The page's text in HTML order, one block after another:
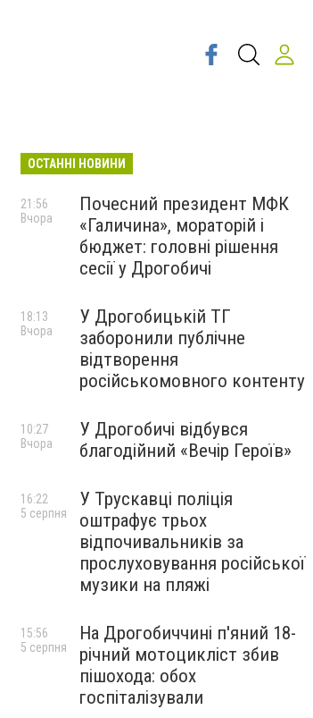
ОСТАННІ НОВИНИ
Почесний президент МФК
«Галичина», мораторій і
бюджет: головні рішення
сесії у Дрогобичі
21:56
Вчора
У Дрогобицькій ТГ
заборонили публічне
відтворення
російськомовного контенту
18:13
Вчора
У Дрогобичі відбувся
благодійний «Вечір Героїв»
10:27
Вчора
У Трускавці поліція
оштрафує трьох
відпочивальників за
прослуховування російської
музики на пляжі
16:22
5 серпня
На Дрогобиччині п'яний 18-
річний мотоцикліст збив
пішохода: обох
госпіталізували
15:56
5 серпня